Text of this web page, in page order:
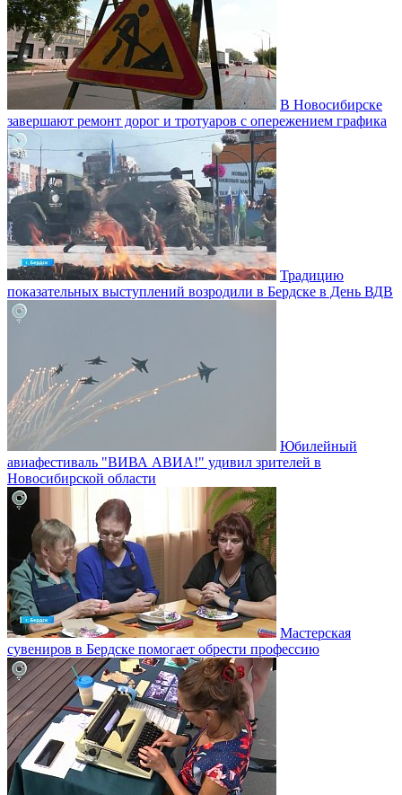
В Новосибирске
завершают ремонт дорог и тротуаров с опережением графика
Традицию
показательных выступлений возродили в Бердске в День ВДВ
Юбилейный
авиафестиваль "ВИВА АВИА!" удивил зрителей в
Новосибирской области
Мастерская
сувениров в Бердске помогает обрести профессию